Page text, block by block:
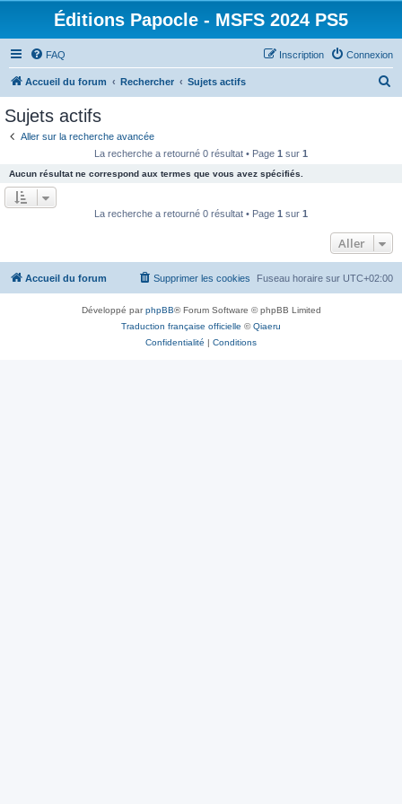
Éditions Papocle - MSFS 2024 PS5
FAQ Connexion
Inscription
Accueil du forum Rechercher Sujets actifs
e
r
Sujets actifs
Aller sur la recherche avancée
La recherche a retourné 0 résultat • Page 1 sur 1
Aucun résultat ne correspond aux termes que vous avez spécifiés.
La recherche a retourné 0 résultat • Page 1 sur 1
Aller
Accueil du forum Fuseau horaire sur UTC+02:00
Supprimer les cookies
Développé parphpBB® Forum Software © phpBB Limited
Traduction française officielle ©Qiaeru
Confidentialité | Conditions